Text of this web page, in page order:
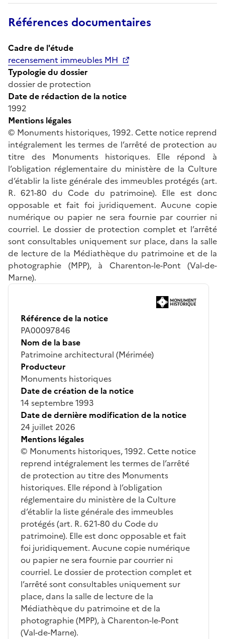
Références documentaires
Cadre de l'étude
recensement immeubles MH
Typologie du dossier
dossier de protection
Date de rédaction de la notice
1992
Mentions légales
© Monuments historiques, 1992. Cette notice reprend
intégralement les termes de l’arrêté de protection au
titre des Monuments historiques. Elle répond à
l’obligation réglementaire du ministère de la Culture
d’établir la liste générale des immeubles protégés (art.
R. 621-80 du Code du patrimoine). Elle est donc
opposable et fait foi juridiquement. Aucune copie
numérique ou papier ne sera fournie par courrier ni
courriel. Le dossier de protection complet et l’arrêté
sont consultables uniquement sur place, dans la salle
de lecture de la Médiathèque du patrimoine et de la
photographie (MPP), à Charenton-le-Pont (Val-de-
Marne).
Référence de la notice
PA00097846
Nom de la base
Patrimoine architectural (Mérimée)
Producteur
Monuments historiques
Date de création de la notice
14 septembre 1993
Date de dernière modification de la notice
24 juillet 2026
Mentions légales
© Monuments historiques, 1992. Cette notice
reprend intégralement les termes de l’arrêté
de protection au titre des Monuments
historiques. Elle répond à l’obligation
réglementaire du ministère de la Culture
d’établir la liste générale des immeubles
protégés (art. R. 621-80 du Code du
patrimoine). Elle est donc opposable et fait
foi juridiquement. Aucune copie numérique
ou papier ne sera fournie par courrier ni
courriel. Le dossier de protection complet et
l’arrêté sont consultables uniquement sur
place, dans la salle de lecture de la
Médiathèque du patrimoine et de la
photographie (MPP), à Charenton-le-Pont
(Val-de-Marne).